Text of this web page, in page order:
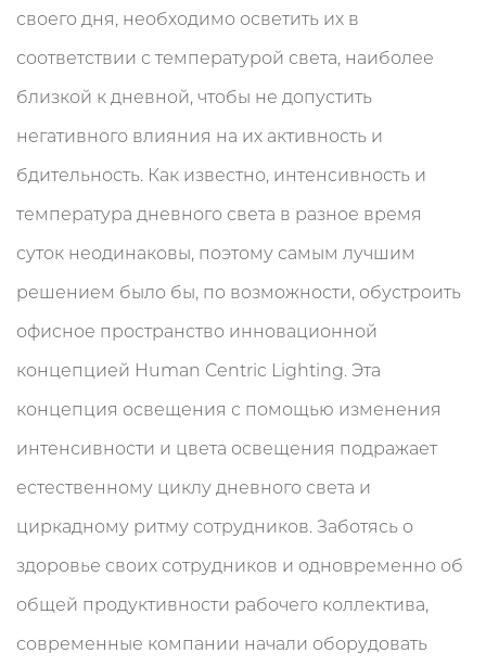
своего дня, необходимо осветить их в
соответствии с температурой света, наиболее
близкой к дневной, чтобы не допустить
негативного влияния на их активность и
бдительность. Как известно, интенсивность и
температура дневного света в разное время
суток неодинаковы, поэтому самым лучшим
решением было бы, по возможности, обустроить
офисное пространство инновационной
концепцией Human Centric Lighting. Эта
концепция освещения с помощью изменения
интенсивности и цвета освещения подражает
естественному циклу дневного света и
циркадному ритму сотрудников. Заботясь о
здоровье своих сотрудников и одновременно об
общей продуктивности рабочего коллектива,
современные компании начали оборудовать